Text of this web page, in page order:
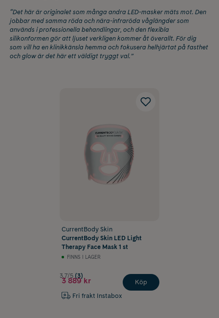
“Det här är originalet som många andra LED-masker mäts mot. Den
jobbar med samma röda och nära-infraröda våglängder som
används i professionella behandlingar, och den flexibla
silikonformen gör att ljuset verkligen kommer åt överallt. För dig
som vill ha en klinikkänsla hemma och fokusera helhjärtat på fasthet
och glow är det här ett väldigt tryggt val.”
CurrentBody Skin
CurrentBody Skin LED Light
Therapy Face Mask 1 st
FINNS I LAGER
3.7/5 (3)
3 889 kr
Fri frakt Instabox
Köp